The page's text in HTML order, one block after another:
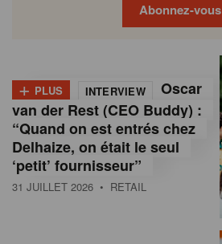
Abonnez-vous
o
n
d
o
+ PLUS INTERVIEW
Oscar
van der Rest (CEO Buddy) :
“Quand on est entrés chez
Delhaize, on était le seul
‘petit’ fournisseur”
31 JUILLET 2026 • RETAIL